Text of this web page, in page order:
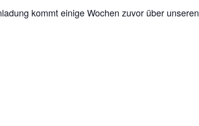
kommt einige Wochen zuvor über unseren